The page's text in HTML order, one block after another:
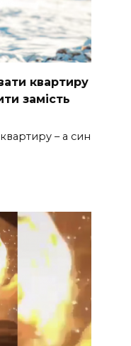
квартиру
замість
– а син